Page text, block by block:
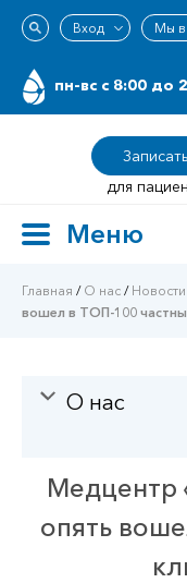
пн-вс c 8:00 до
для
ToggleМеню
Главная / О нас / Новости
вошел в ТОП-100
О нас
Медцентр
опять